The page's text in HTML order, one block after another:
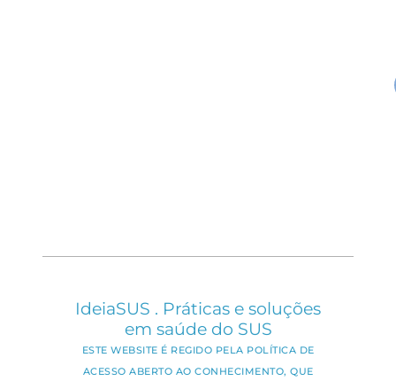
IdeiaSUS . Práticas e soluções
em saúde do SUS
ESTE WEBSITE É REGIDO PELA POLÍTICA DE
ACESSO ABERTO AO CONHECIMENTO, QUE